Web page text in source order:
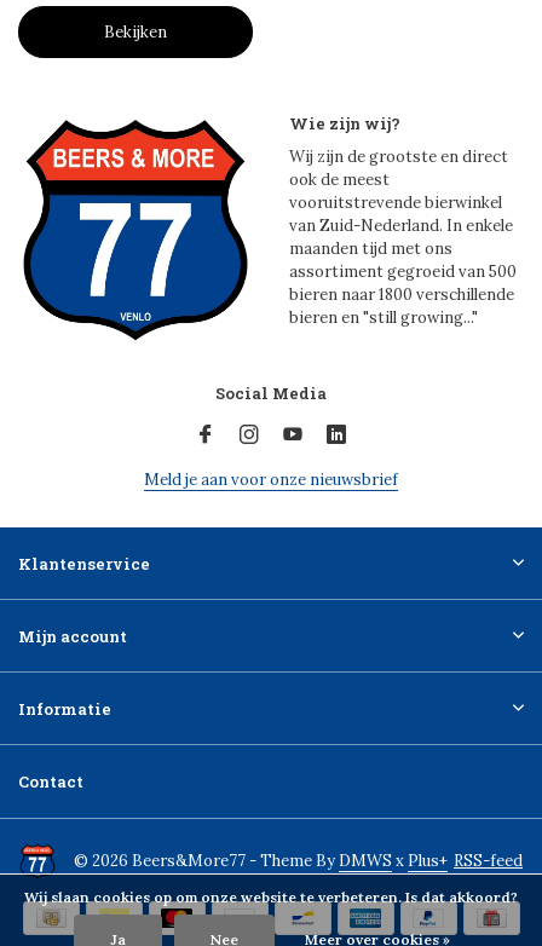
Bekijken
Wie zijn wij?
Wij zijn de grootste en direct
ook de meest
vooruitstrevende bierwinkel
van Zuid-Nederland. In enkele
maanden tijd met ons
assortiment gegroeid van 500
bieren naar 1800 verschillende
bieren en "still growing..."
Social Media
Meld je aan voor onze nieuwsbrief
Klantenservice
Mijn account
Informatie
Contact
© 2026 Beers&More77 - Theme ByDMWS x Plus+ RSS-feed
Wij slaan cookies op om onze website te verbeteren. Is dat akkoord?
Ja Nee Meer over cookies »